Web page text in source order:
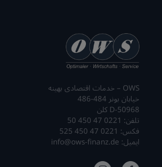
OWS – خدمات اقتصادی بهینه
خیابان بونر 484-486
D-50968 کلن
تلفن: 0221 47 450 50
فکس: 0221 47 450 525
ایمیل: info@ows-finanz.de